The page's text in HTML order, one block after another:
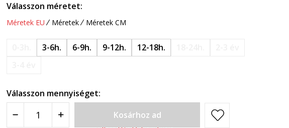
Válasszon méretet:
Méretek EU Méretek Méretek CM
3-6h. 6-9h. 9-12h. 12-18h.
Válasszon mennyiséget:
Kosárhoz ad